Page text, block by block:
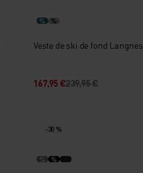
% %
Veste de ski de fond Langnes
167,95 €239,95 €
-30 %
% %